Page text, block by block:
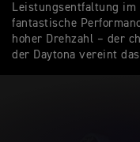
Leistungsentfaltung
fantastische
hoher Drehzahl – der
der Daytona vereint